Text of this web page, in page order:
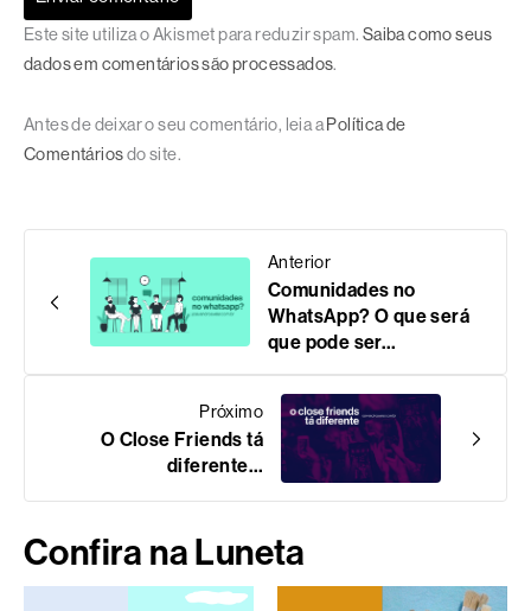
Este site utiliza o Akismet para reduzir spam. Saiba como seus
dados em comentários são processados.
Antes de deixar o seu comentário, leia a Política de
Comentáriosdo site.
Anterior
Comunidades no
WhatsApp? O que será
que pode ser…
Próximo
O Close Friends tá
diferente…
Confira na Luneta